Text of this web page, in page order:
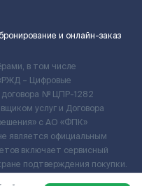
и онлайн-заказ
в том числе
– Цифровые
договора № ЦПР-1282
услуг и Договора
c АО «ФПК»
является официальным
включает сервисный
подтверждения покупки.